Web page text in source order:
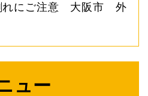
れにご注意 大阪市 外
ュー